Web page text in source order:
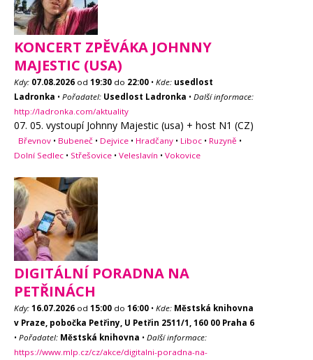
KONCERT ZPĚVÁKA JOHNNY
MAJESTIC (USA)
Kdy: 07.08.2026 od 19:30 do 22:00 • Kde: usedlost
Ladronka • Pořadatel: Usedlost Ladronka • Další informace:
http://ladronka.com/aktuality
07. 05. vystoupí Johnny Majestic (usa) + host N1 (CZ)
Břevnov • Bubeneč • Dejvice • Hradčany • Liboc • Ruzyně •
Dolní Sedlec • Střešovice • Veleslavín • Vokovice
DIGITÁLNÍ PORADNA NA
PETŘINÁCH
Kdy: 16.07.2026 od 15:00 do 16:00 • Kde: Městská knihovna
v Praze, pobočka Petřiny, U Petřin 2511/1, 160 00 Praha 6
• Pořadatel: Městská knihovna • Další informace:
https://www.mlp.cz/cz/akce/digitalni-poradna-na-